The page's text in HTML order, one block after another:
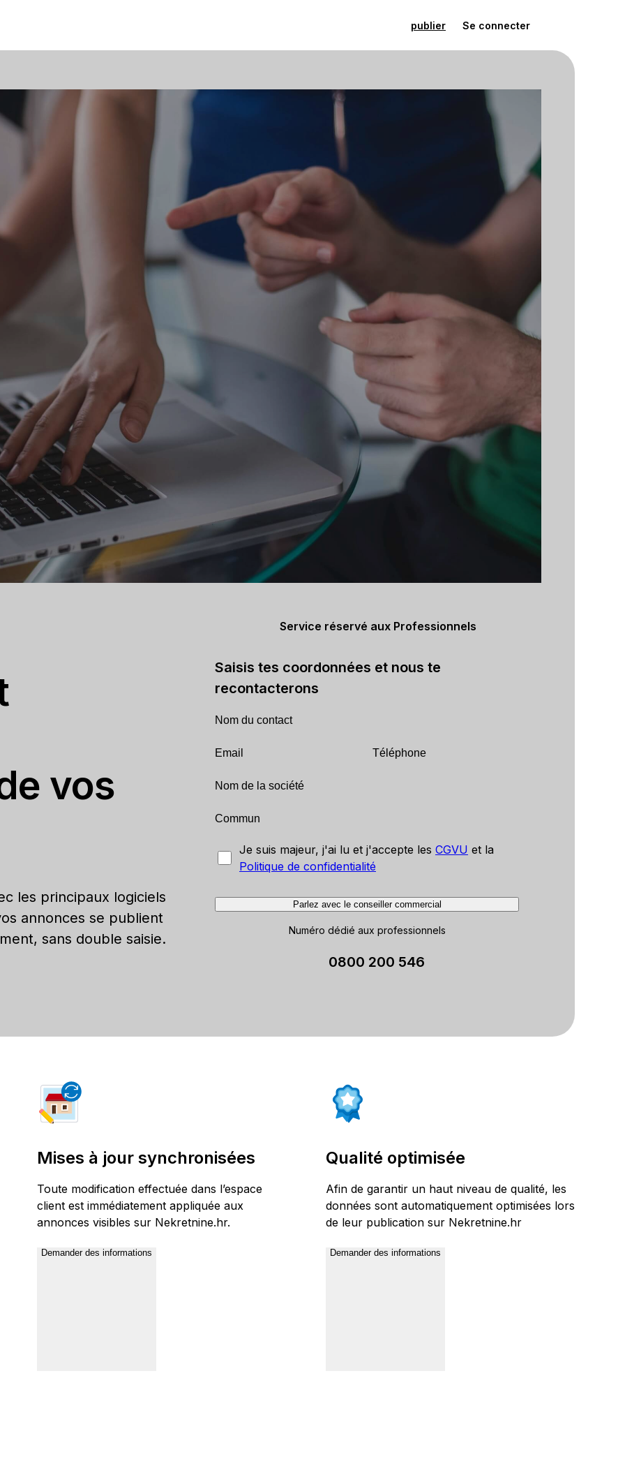
publier Se connecter
vos
les principaux logiciels
annonces se publient
sans double saisie.
Service réservé aux Professionnels
Saisis tes coordonnées et nous te
recontacterons
Je suis majeur, j'ai lu et j'accepte les CGVU et la
Politique de confidentialité
Parlez avec le conseiller commercial
Numéro dédié aux professionnels
0800 200 546
Mises à jour synchronisées
Toute modification effectuée dans l’espace
client est immédiatement appliquée aux
annonces visibles sur Nekretnine.hr.
Demander des informations
Qualité optimisée
Afin de garantir un haut niveau de qualité, les
données sont automatiquement optimisées lors
de leur publication sur Nekretnine.hr
Demander des informations